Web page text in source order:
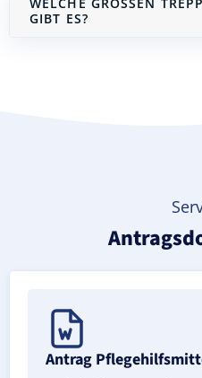
IBT ES?
Antrag